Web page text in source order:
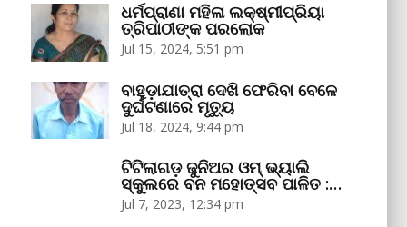
ଧର୍ମପ୍ରାଣା ମହିଳା ଲକ୍ଷ୍ମୀପ୍ରିୟା
ତ୍ରିପାଠୀଙ୍କ ପରଲୋକ
Jul 15, 2024, 5:51 pm
ବାହୁଡ଼ାଯାତ୍ରା ଦେଖି ଫେରିବା ବେଳେ
ଦୁର୍ଘଟଣାରେ ମୃତ୍ୟୁ
Jul 18, 2024, 9:44 pm
ଟିଟିଲାଗଡ଼ ଜୁନିଅର ଓମ୍‌ ଭ୍ୟାଲି
ସ୍କୁଲରେ ବନ ମହୋତ୍ସବ ପାଳିତ :…
Jul 7, 2023, 12:34 pm